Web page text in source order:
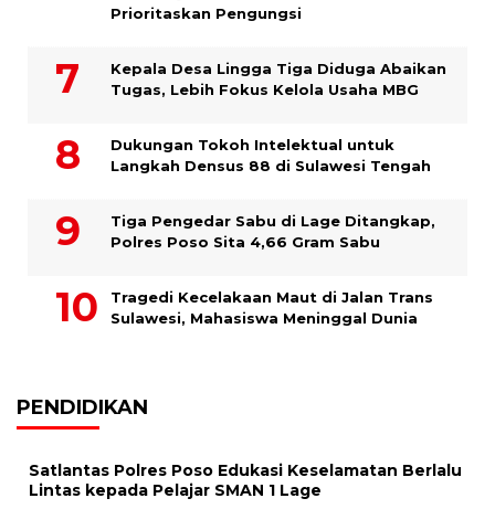
Prioritaskan Pengungsi
Kepala Desa Lingga Tiga Diduga Abaikan
Tugas, Lebih Fokus Kelola Usaha MBG
Dukungan Tokoh Intelektual untuk
Langkah Densus 88 di Sulawesi Tengah
Tiga Pengedar Sabu di Lage Ditangkap,
Polres Poso Sita 4,66 Gram Sabu
Tragedi Kecelakaan Maut di Jalan Trans
Sulawesi, Mahasiswa Meninggal Dunia
PENDIDIKAN
Satlantas Polres Poso Edukasi Keselamatan Berlalu
Lintas kepada Pelajar SMAN 1 Lage